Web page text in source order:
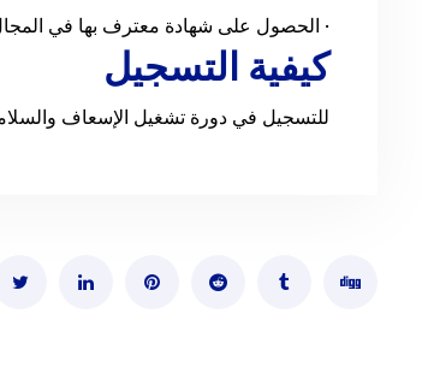
• الحصول على شهادة معترف بها في
كيفية التسجيل
للتسجيل في دورة تشغيل الإسعاف والسلامة،